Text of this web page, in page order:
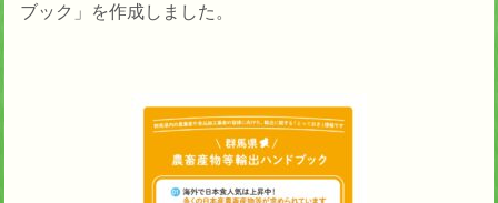
ブック」を作成しました。